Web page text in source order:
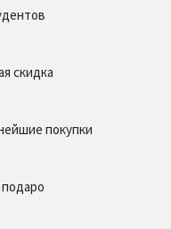
скидка
покупки